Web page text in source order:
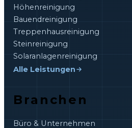
Höhenreinigung
Bauendreinigung
Treppenhausreinigung
Steinreinigung
Solaranlagenreinigung
Alle Leistungen
Branchen
Büro & Unternehmen